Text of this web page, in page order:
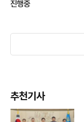
진행중
추천기사